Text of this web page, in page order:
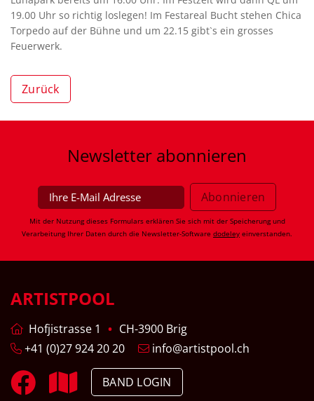
19.00 Uhr so richtig loslegen! Im Festareal Bucht stehen Chica
Torpedo auf der Bühne und um 22.15 gibt`s ein grosses
Feuerwerk.
Zurück
Newsletter abonnieren
Mit der Nutzung dieses Formulars erklären Sie sich mit der Speicherung und
Verarbeitung Ihrer Daten durch die Newsletter-Software dodeley einverstanden.
ARTISTPOOL
Hofjistrasse 1
CH-3900 Brig
+41 (0)27 924 20 20
info@artistpool.ch
BAND LOGIN